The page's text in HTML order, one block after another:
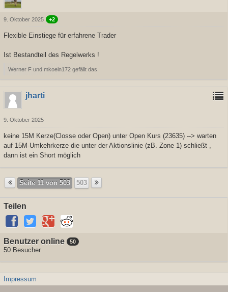
9. Oktober 2025 +2
Flexible Einstiege für erfahrene Trader
Ist Bestandteil des Regelwerks !
Werner F und mkoeln172 gefällt das.
jharti
9. Oktober 2025
keine 15M Kerze(Closse oder Open) unter Open Kurs (23635) --> warten
auf 15M-Umkehrkerze die unter der Aktionslinie (zB. Zone 1) schließt ,
dann ist ein Short möglich
Seite 11 von 503 503
Teilen
Benutzer online 50
50 Besucher
Impressum